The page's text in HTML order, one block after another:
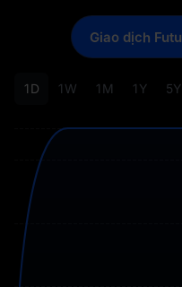
1D 1W 1M 1Y 5Y
Giao dịch